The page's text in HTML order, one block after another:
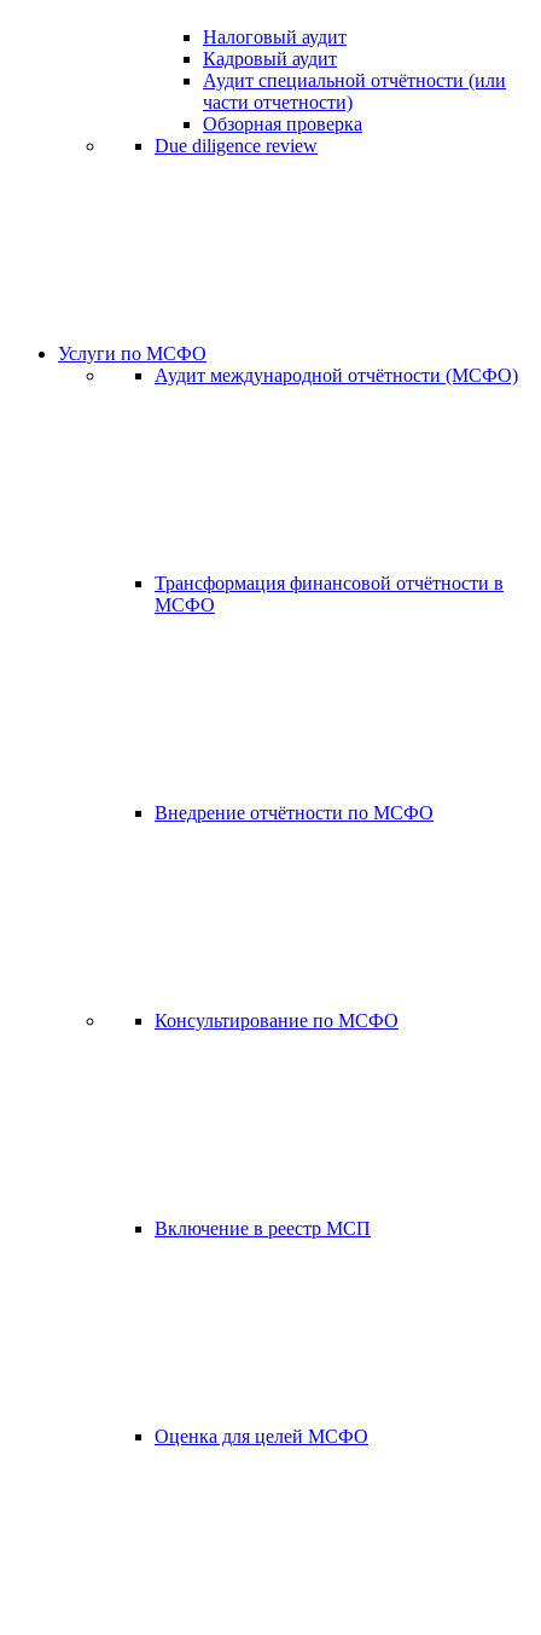
Налоговый аудит
Кадровый аудит
Аудит специальной отчётности (или
части отчетности)
Обзорная проверка
Due diligence review
Услуги по МСФО
Аудит международной отчётности (МСФО)
Трансформация финансовой отчётности в
МСФО
Внедрение отчётности по МСФО
Консультирование по МСФО
Включение в реестр МСП
Оценка для целей МСФО